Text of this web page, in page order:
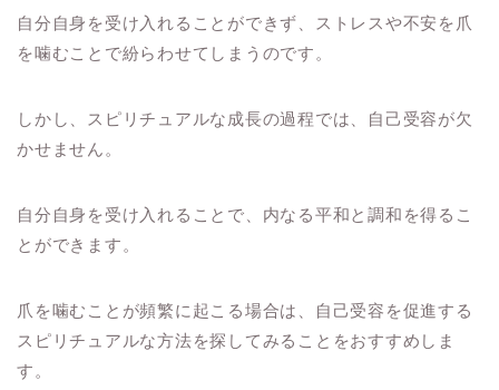
自分自身を受け入れることができず、ストレスや不安を爪
を噛むことで紛らわせてしまうのです。
しかし、スピリチュアルな成長の過程では、自己受容が欠
かせません。
自分自身を受け入れることで、内なる平和と調和を得るこ
とができます。
爪を噛むことが頻繁に起こる場合は、自己受容を促進する
スピリチュアルな方法を探してみることをおすすめしま
す。